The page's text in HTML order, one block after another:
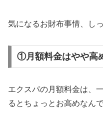
気になるお財布事情、し
①月額料金はやや高
エクスパの月額料金は、
るとちょっとお高めなん